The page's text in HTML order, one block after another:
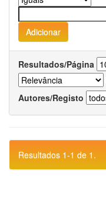
Resultados/Página
Autores/Registo
Resultados 1-1 de 1.